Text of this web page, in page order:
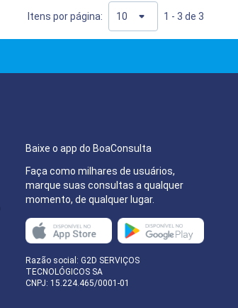
16:20
16:40
17:20
12:00
14:00
15:00
15:20
15:40
Itens por página: 1 - 3 de 3
Baixe o app do BoaConsulta
Faça como milhares de usuários,
marque suas consultas a qualquer
momento, de qualquer lugar.
Razão social: G2D SERVIÇOS
TECNOLÓGICOS SA
CNPJ: 15.224.465/0001-01